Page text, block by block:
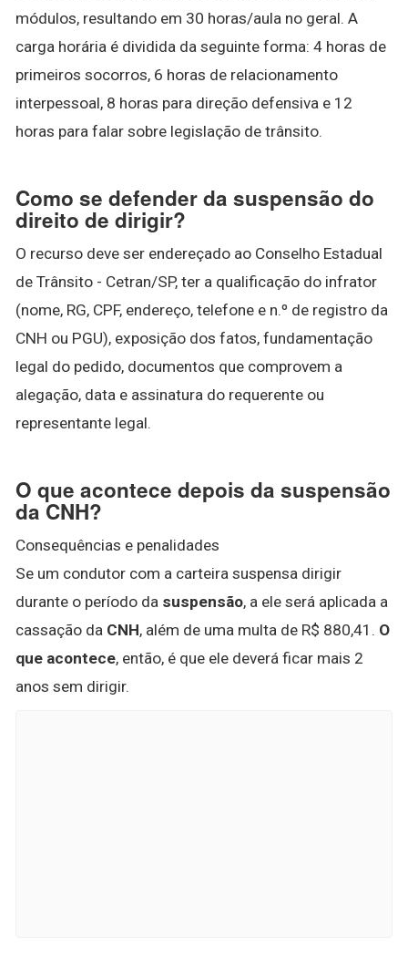
módulos, resultando em 30 horas/aula no geral. A
carga horária é dividida da seguinte forma: 4 horas de
primeiros socorros, 6 horas de relacionamento
interpessoal, 8 horas para direção defensiva e 12
horas para falar sobre legislação de trânsito.
Como se defender da suspensão do
direito de dirigir?
O recurso deve ser endereçado ao Conselho Estadual
de Trânsito - Cetran/SP, ter a qualificação do infrator
(nome, RG, CPF, endereço, telefone e n.º de registro da
CNH ou PGU), exposição dos fatos, fundamentação
legal do pedido, documentos que comprovem a
alegação, data e assinatura do requerente ou
representante legal.
O que acontece depois da suspensão
da CNH?
Consequências e penalidades
Se um condutor com a carteira suspensa dirigir
durante o período da suspensão, a ele será aplicada a
cassação da CNH, além de uma multa de R$ 880,41. O
que acontece, então, é que ele deverá ficar mais 2
anos sem dirigir.